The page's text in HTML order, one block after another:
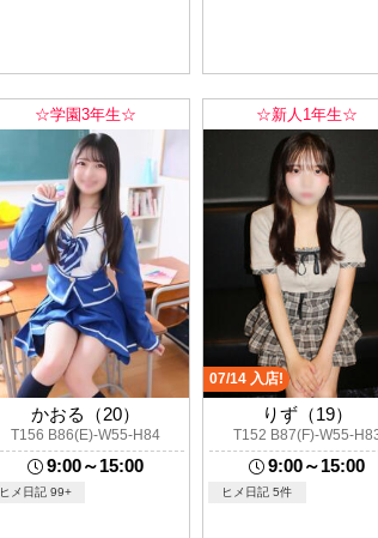
☆学園3年生☆
かおる（20）
T156 B86(E)-W55-H84
9:00～15:00
ヒメ日記 99+
☆新人1年生☆
07/14 入店!
りず（19）
T152 B87(F)-W55-
9:00～15:00
ヒメ日記 5件